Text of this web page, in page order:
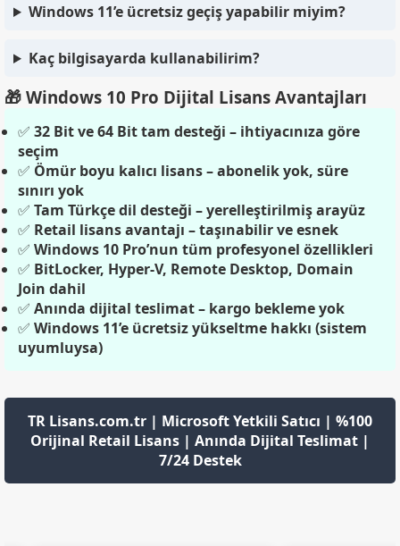
Windows 11’e ücretsiz geçiş yapabilir miyim?
Kaç bilgisayarda kullanabilirim?
🎁 Windows 10 Pro Dijital Lisans Avantajları
✅ 32 Bit ve 64 Bit tam desteği – ihtiyacınıza göre
seçim
✅ Ömür boyu kalıcı lisans – abonelik yok, süre
sınırı yok
✅ Tam Türkçe dil desteği – yerelleştirilmiş arayüz
✅ Retail lisans avantajı – taşınabilir ve esnek
✅ Windows 10 Pro’nun tüm profesyonel özellikleri
✅ BitLocker, Hyper-V, Remote Desktop, Domain
Join dahil
✅ Anında dijital teslimat – kargo bekleme yok
✅ Windows 11’e ücretsiz yükseltme hakkı (sistem
uyumluysa)
TR Lisans.com.tr | Microsoft Yetkili Satıcı | %100
Orijinal Retail Lisans | Anında Dijital Teslimat |
7/24 Destek